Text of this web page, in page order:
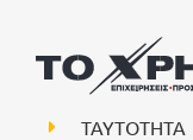
ΤΑΥΤΟΤΗΤΑ